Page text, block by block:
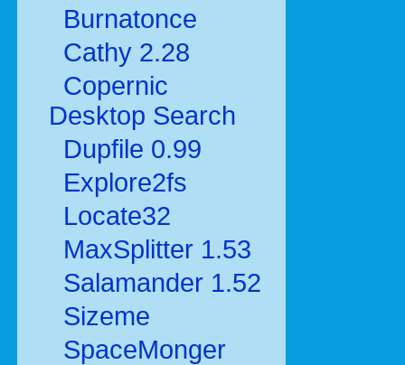
Burnatonce
Cathy 2.28
Copernic
Desktop Search
Dupfile 0.99
Explore2fs
Locate32
MaxSplitter 1.53
Salamander 1.52
Sizeme
SpaceMonger